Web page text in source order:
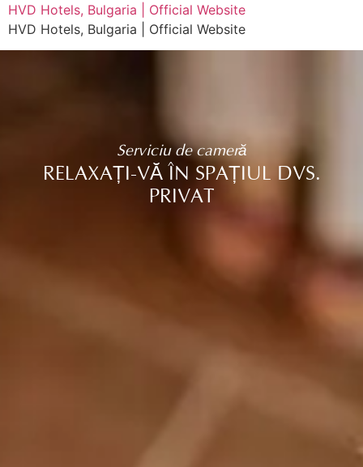
HVD Hotels, Bulgaria | Official Website
HVD Hotels, Bulgaria | Official Website
Serviciu de cameră
RELAXAȚI-VĂ ÎN SPAȚIUL DVS.
PRIVAT